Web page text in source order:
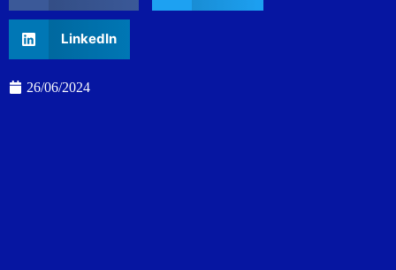
LinkedIn
26/06/2024